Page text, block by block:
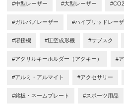
#中型レーザー #大型レーザー
#ガルバノレーザー #ハイブリッドレー
#溶接機 #圧空成形機 #サブスク
#アクリルキーホルダー（アクキー） #
#アルミ・アルマイト #アクセサリー
#銘板・ネームプレート #スポーツ用品